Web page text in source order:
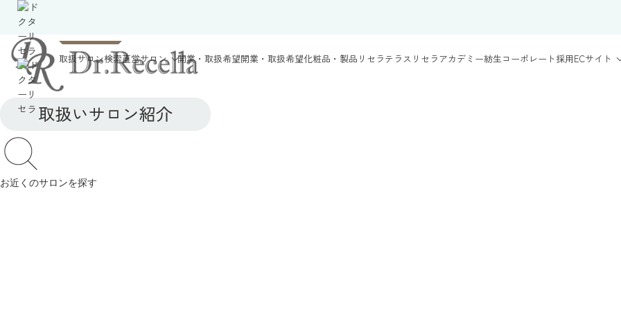
取扱サロン検索直営サロン 開業・取扱希望開業・取扱希望化粧品・製品 リセラテラス リセラアカデミー紡生コーポレート採用ECサイト
お近くのサロンを探す